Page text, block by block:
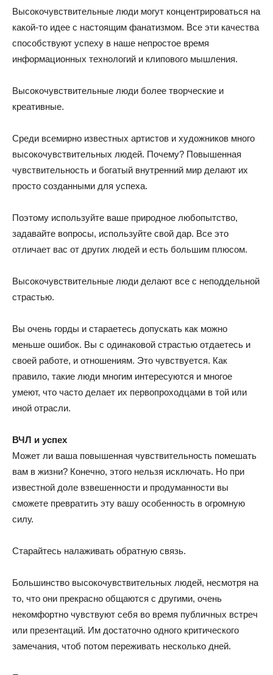
Высокочувствительные люди могут концентрироваться на
какой-то идее с настоящим фанатизмом. Все эти качества
способствуют успеху в наше непростое время
информационных технологий и клипового мышления.
Высокочувствительные люди более творческие и
креативные.
Среди всемирно известных артистов и художников много
высокочувствительных людей. Почему? Повышенная
чувствительность и богатый внутренний мир делают их
просто созданными для успеха.
Поэтому используйте ваше природное любопытство,
задавайте вопросы, используйте свой дар. Все это
отличает вас от других людей и есть большим плюсом.
Высокочувствительные люди делают все с неподдельной
страстью.
Вы очень горды и стараетесь допускать как можно
меньше ошибок. Вы с одинаковой страстью отдаетесь и
своей работе, и отношениям. Это чувствуется. Как
правило, такие люди многим интересуются и многое
умеют, что часто делает их первопроходцами в той или
иной отрасли.
ВЧЛ и успех
Может ли ваша повышенная чувствительность помешать
вам в жизни? Конечно, этого нельзя исключать. Но при
известной доле взвешенности и продуманности вы
сможете превратить эту вашу особенность в огромную
силу.
Старайтесь налаживать обратную связь.
Большинство высокочувствительных людей, несмотря на
то, что они прекрасно общаются с другими, очень
некомфортно чувствуют себя во время публичных встреч
или презентаций. Им достаточно одного критического
замечания, чтоб потом переживать несколько дней.